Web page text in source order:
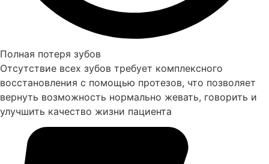
Полная потеря зубов
Отсутствие всех зубов требует комплексного
восстановления с помощью протезов, что позволяет
вернуть возможность нормально жевать, говорить и
улучшить качество жизни пациента